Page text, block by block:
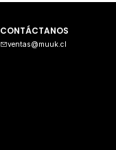
CONTÁCTANOS
ventas@muuk.cl